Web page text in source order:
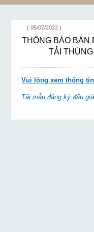
( 05/07/2022 )
THÔNG BÁO BÁN
TẢI THÙNG
Vui lòng xem thông
Tải mẫu đăng ký đấu